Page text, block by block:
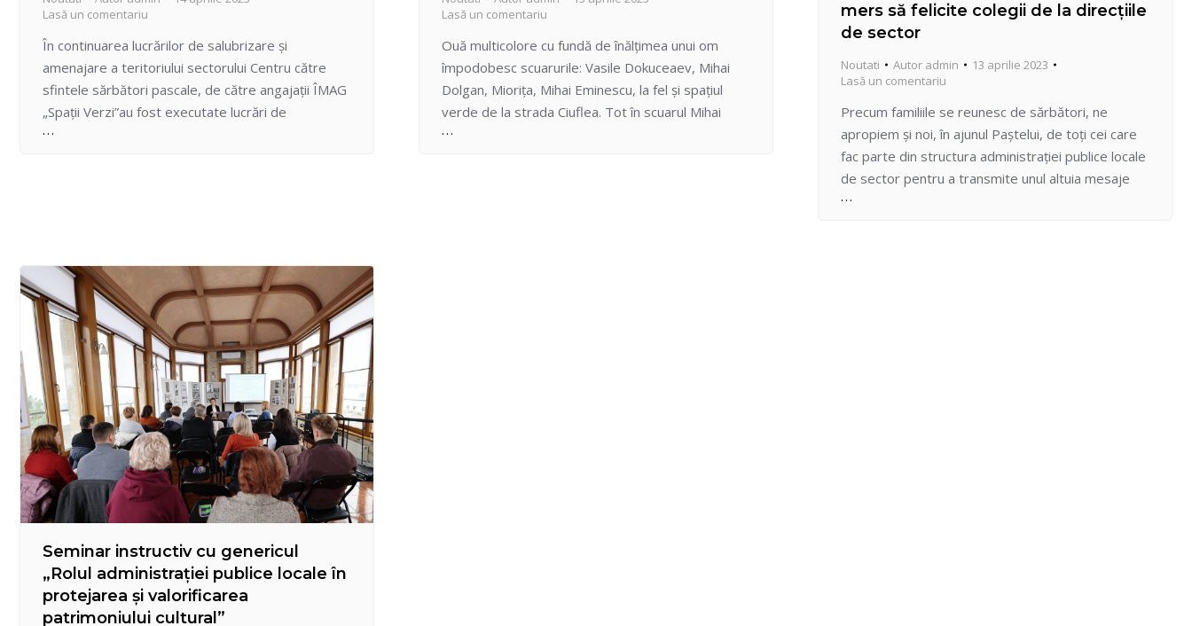
Lasă un comentariu
În continuarea lucrărilor de salubrizare și
amenajare a teritoriului sectorului Centru către
sfintele sărbători pascale, de către angajații ÎMAG
„Spații Verzi”au fost executate lucrări de
salubrizare și evacuare a deșeurilor de pe spațiile
Lasă un comentariu
Ouă multicolore cu fundă de înălțimea unui om
împodobesc scuarurile: Vasile Dokuceaev, Mihai
Dolgan, Miorița, Mihai Eminescu, la fel și spațiul
verde de la strada Ciuflea. Tot în scuarul Mihai
Eminescu mai găsim atârnați în arcadă iepurași albi
mers să felicite colegii de la direcțiile
de sector
Noutati Autor admin
13 aprilie 2023
Lasă un comentariu
Precum familiile se reunesc de sărbători, ne
apropiem și noi, în ajunul Paștelui, de toți cei care
fac parte din structura administrației publice locale
de sector pentru a transmite unul altuia mesaje
pline de bunătate și căldură. Mai sunt câteva zile
Seminar instructiv cu genericul
„Rolul administrației publice locale în
protejarea și valorificarea
patrimoniului cultural”